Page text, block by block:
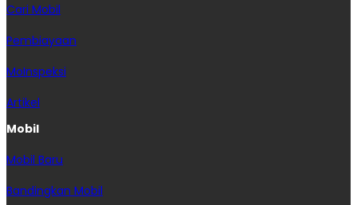
Cari Mobil
Pembiayaan
MoInspeksi
Artikel
Mobil
Mobil Baru
Bandingkan Mobil